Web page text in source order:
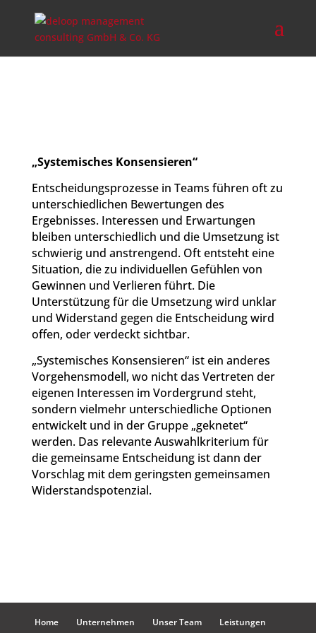
„Systemisches Konsensieren“
Entscheidungsprozesse in Teams führen oft zu
unterschiedlichen Bewertungen des
Ergebnisses. Interessen und Erwartungen
bleiben unterschiedlich und die Umsetzung ist
schwierig und anstrengend. Oft entsteht eine
Situation, die zu individuellen Gefühlen von
Gewinnen und Verlieren führt. Die
Unterstützung für die Umsetzung wird unklar
und Widerstand gegen die Entscheidung wird
offen, oder verdeckt sichtbar.
„Systemisches Konsensieren“ ist ein anderes
Vorgehensmodell, wo nicht das Vertreten der
eigenen Interessen im Vordergrund steht,
sondern vielmehr unterschiedliche Optionen
entwickelt und in der Gruppe „geknetet“
werden. Das relevante Auswahlkriterium für
die gemeinsame Entscheidung ist dann der
Vorschlag mit dem geringsten gemeinsamen
Widerstandspotenzial.
Home Unternehmen Unser Team Leistungen